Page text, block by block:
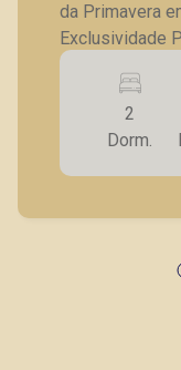
da Primavera
Exclusividade
com armários
condicionado;
ambientes
americana
Lavanderia; -
clientes com
nos principais
2
Dorm.